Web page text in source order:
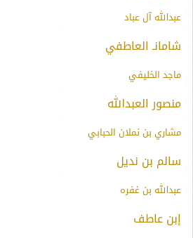
عبدالله آل عباد
شامانـ العاطفي
ماجد الخليفي
منصور العبدالله
مشاري بن نملان الحبابي
سالم بن نديل
عبدالله بن غفره
إبن عاطف